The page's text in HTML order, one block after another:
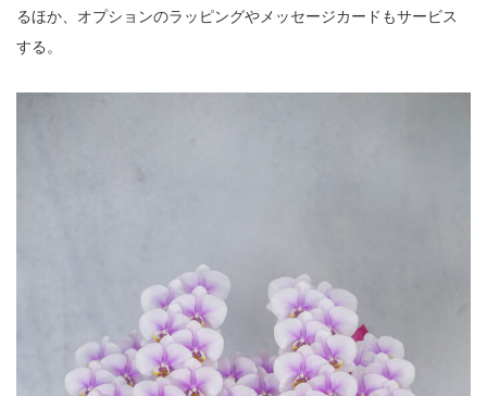
るほか、オプションのラッピングやメッセージカードもサービス
する。